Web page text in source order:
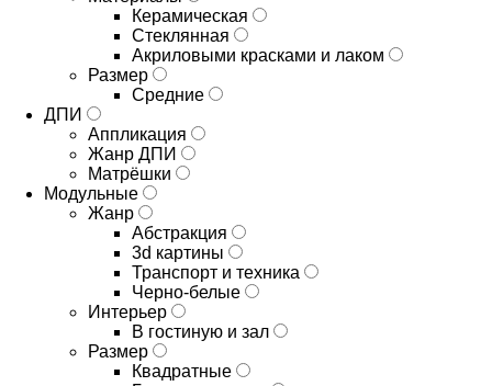
Керамическая
Стеклянная
Акриловыми красками и лаком
Размер
Средние
ДПИ
Аппликация
Жанр ДПИ
Матрёшки
Модульные
Жанр
Абстракция
3d картины
Транспорт и техника
Черно-белые
Интерьер
В гостиную и зал
Размер
Квадратные